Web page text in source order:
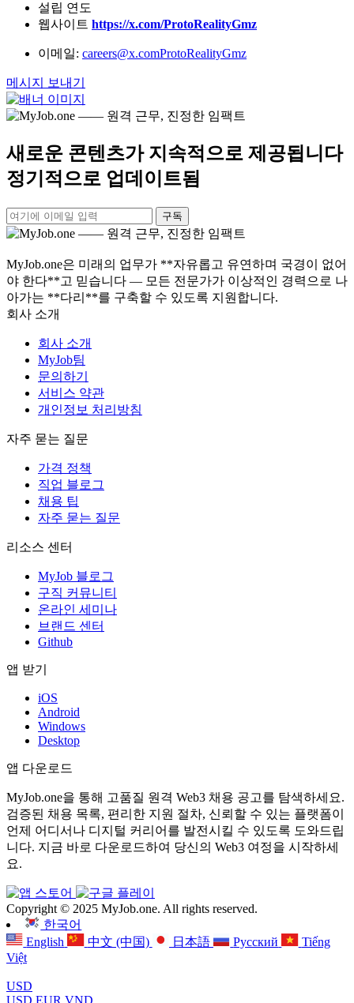
설립 연도
웹사이트 https://x.com/ProtoRealityGmz
이메일: careers@x.comProtoRealityGmz
메시지 보내기
새로운 콘텐츠가 지속적으로 제공됩니다
정기적으로 업데이트됨
구독
MyJob.one은 미래의 업무가 **자유롭고 유연하며 국경이 없어
야 한다**고 믿습니다 — 모든 전문가가 이상적인 경력으로 나
아가는 **다리**를 구축할 수 있도록 지원합니다.
회사 소개
회사 소개
MyJob팀
문의하기
서비스 약관
개인정보 처리방침
자주 묻는 질문
가격 정책
직업 블로그
채용 팁
자주 묻는 질문
리소스 센터
MyJob 블로그
구직 커뮤니티
온라인 세미나
브랜드 센터
Github
앱 받기
iOS
Android
Windows
Desktop
앱 다운로드
MyJob.one을 통해 고품질 원격 Web3 채용 공고를 탐색하세요.
검증된 채용 목록, 편리한 지원 절차, 신뢰할 수 있는 플랫폼이
언제 어디서나 디지털 커리어를 발전시킬 수 있도록 도와드립
니다. 지금 바로 다운로드하여 당신의 Web3 여정을 시작하세
요.
Copyright © 2025 MyJob.one. All rights reserved.
한국어
English
中文 (中国) 日本語 Русский
Tiếng
Việt
USD
USD EUR VND